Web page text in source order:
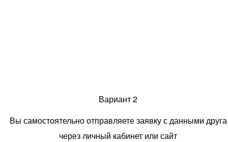
Вариант 2
Вы самостоятельно отправляете заявку с данными друга
через личный кабинет или сайт